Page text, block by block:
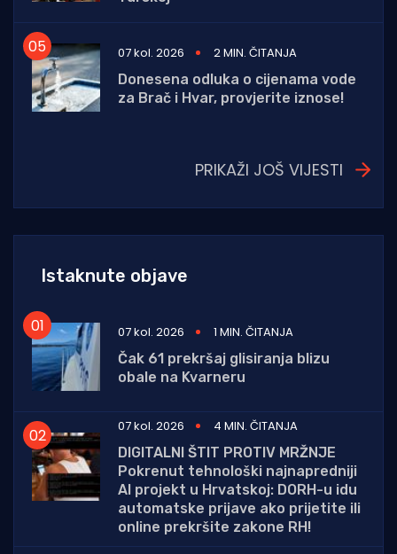
07 kol. 2026
2 MIN. ČITANJA
Donesena odluka o cijenama vode
za Brač i Hvar, provjerite iznose!
PRIKAŽI JOŠ VIJESTI
Istaknute objave
07 kol. 2026
1 MIN. ČITANJA
Čak 61 prekršaj glisiranja blizu
obale na Kvarneru
07 kol. 2026
4 MIN. ČITANJA
DIGITALNI ŠTIT PROTIV MRŽNJE
Pokrenut tehnološki najnapredniji
AI projekt u Hrvatskoj: DORH-u idu
automatske prijave ako prijetite ili
online prekršite zakone RH!